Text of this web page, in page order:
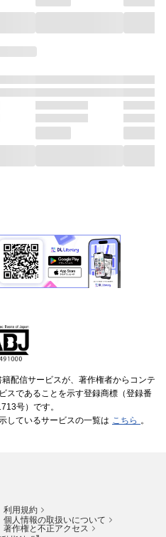
配信サービスが、著作権者からコンテ
スであることを示す登録商標（登録番
号）です。
しているサービスの一覧は こちら 。
利用規約
個人情報の取扱いについて
著作権と不正アクセス